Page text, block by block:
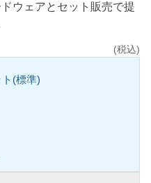
ウェアとセット販売で提
(税込)
(標準)